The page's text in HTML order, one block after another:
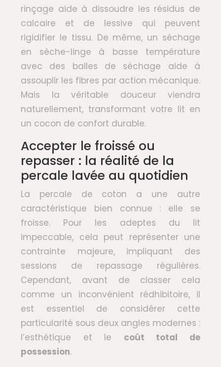
rinçage aide à dissoudre les résidus de
calcaire et de lessive qui peuvent
rigidifier le tissu. De même, un séchage
en sèche-linge à basse température
avec des balles de séchage aide à
assouplir les fibres par action mécanique.
Mais la véritable douceur viendra
naturellement, transformant votre lit en
un cocon de confort durable.
Accepter le froissé ou
repasser : la réalité de la
percale lavée au quotidien
La percale de coton a une autre
caractéristique bien connue : elle se
froisse. Pour les adeptes du lit
impeccable, cela peut représenter une
contrainte majeure, impliquant des
sessions de repassage régulières.
Cependant, avant de classer cela
comme un inconvénient rédhibitoire, il
est essentiel de considérer cette
particularité sous deux angles modernes :
l’esthétique et le coût total de
possession.